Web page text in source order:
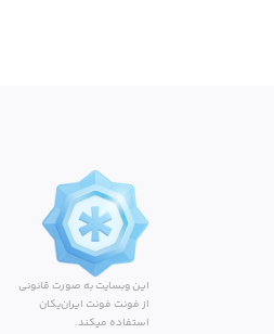
این وبسایت به صورت قانونی
از فونت فونت ایران‌یکان
استفاده میکند.